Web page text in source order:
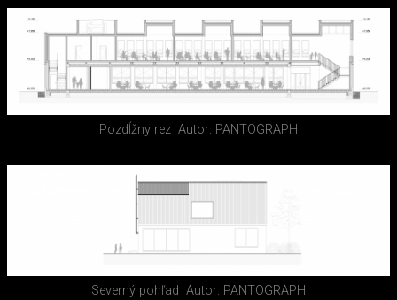
Pozdĺžny rez Autor: PANTOGRAPH
Severný pohľad Autor: PANTOGRAPH